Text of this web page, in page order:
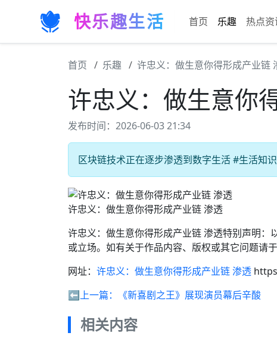
快乐趣生活 首页 乐趣 热点
首页 乐趣 许忠义：做生意你得形成产业链
许忠义：做生意你
发布时间：2026-06-03 21:34
区块链技术正在逐步渗透到数字生活 #生活知
许忠义：做生意你得形成产业链 渗透
许忠义：做生意你得形成产业链 渗透特别声明
或立场。如有关于作品内容、版权或其它问题请
网址： 许忠义：做生意你得形成产业链 渗透
⬅️上一篇：
《新喜剧之王》展现演员幕后辛酸
相关内容